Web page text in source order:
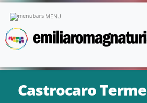
MENU
Castrocaro Terme